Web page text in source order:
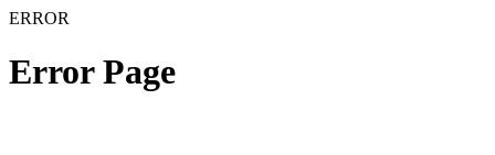
ERROR
Error Page